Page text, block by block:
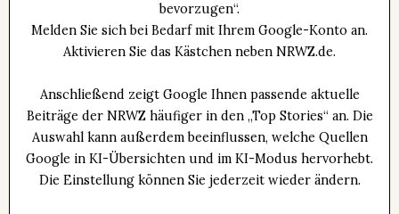
bevorzugen“.
Melden Sie sich bei Bedarf mit Ihrem Google-Konto an.
Aktivieren Sie das Kästchen neben NRWZ.de.
Anschließend zeigt Google Ihnen passende aktuelle
Beiträge der NRWZ häufiger in den „Top Stories“ an. Die
Auswahl kann außerdem beeinflussen, welche Quellen
Google in KI-Übersichten und im KI-Modus hervorhebt.
Die Einstellung können Sie jederzeit wieder ändern.